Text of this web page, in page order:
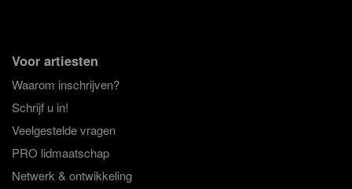
Voor artiesten
Waarom inschrijven?
Schrijf u in!
Veelgestelde vragen
PRO lidmaatschap
Netwerk & ontwikkeling